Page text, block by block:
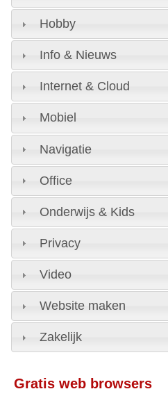
Hobby
Info & Nieuws
Internet & Cloud
Mobiel
Navigatie
Office
Onderwijs & Kids
Privacy
Video
Website maken
Zakelijk
Gratis web browsers